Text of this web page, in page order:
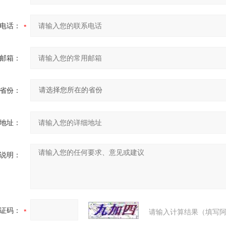
话：
箱：
省份：
址：
明：
码： 请输入计算结果（填写